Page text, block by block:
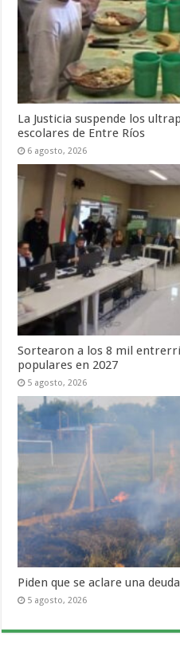
La Justicia suspende los
escolares de Entre Ríos
6 agosto, 2026
Sortearon a los 8 mil
populares en 2027
5 agosto, 2026
Piden que se aclare una
5 agosto, 2026